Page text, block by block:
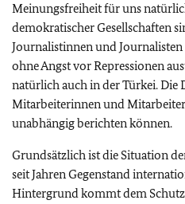
Meinungsfreiheit für uns
demokratischer Gesellschaften
Journalistinnen und
ohne Angst vor Repressionen
natürlich auch in der Türkei. Die
Mitarbeiterinnen und
unabhängig berichten können.
Grundsätzlich ist die Situation
seit Jahren Gegenstand
Hintergrund kommt dem